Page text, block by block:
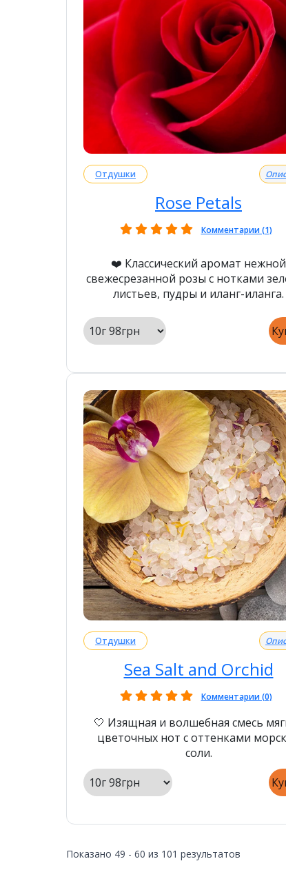
Отдушки
Rose Petals
Комментарии (1)
❤️ Классический аромат нежной
свежесрезанной розы с нотками
листьев, пудры и иланг-иланга.
Отдушки
Sea Salt and Orchid
Комментарии (0)
🤍 Изящная и волшебная смесь
цветочных нот с оттенками
соли.
Показано 49 - 60 из 101 результатов